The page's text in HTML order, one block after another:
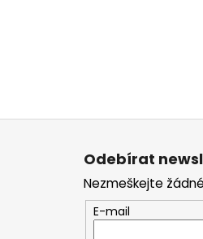
Z
Odebírat
Nezmeškejte
E-mail